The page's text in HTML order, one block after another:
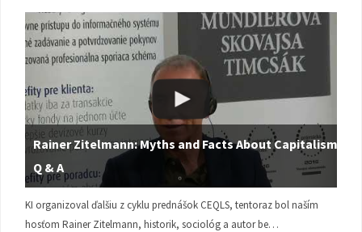
Rainer Zitelmann: Myths and Facts About Capitalism |
Q & A
KI organizoval ďalšiu z cyklu prednášok CEQLS, tentoraz bol naším
hosťom Rainer Zitelmann, historik, sociológ a autor be…